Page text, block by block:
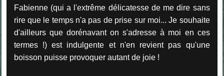
Fabienne (qui a l'extrême délicatesse de me dire sans
rire que le temps n'a pas de prise sur moi... Je souhaite
d'ailleurs que dorénavant on s'adresse à moi en ces
termes !) est indulgente et n'en revient pas qu'une
boisson puisse provoquer autant de joie !